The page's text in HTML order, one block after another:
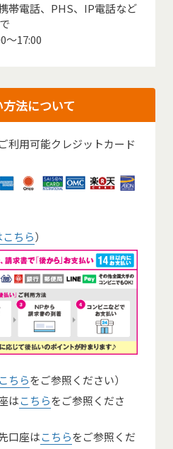
帯電話、PHS、IP電話など
～17:00
法について
利用可能クレジットカード
ちら）
こちらをご参照ください）
はこちらをご参照くださ
口座はこちらをご参照くだ